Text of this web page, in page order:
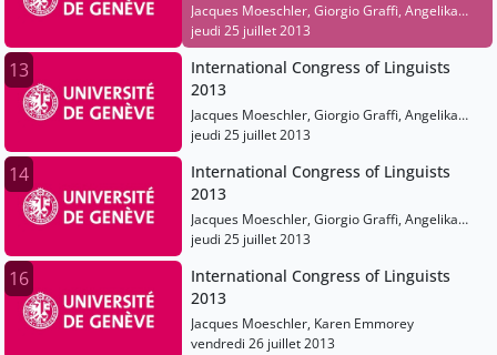
Jacques Moeschler, Giorgio Graffi, Angelika
Kratzer, Liliane Haegeman, Mark Johnson,
Tecumseh Fitch
jeudi 25 juillet 2013
13
International Congress of Linguists
2013
Jacques Moeschler, Giorgio Graffi, Angelika
Kratzer, Liliane Haegeman, Mark Johnson,
jeudi 25 juillet 2013
14
International Congress of Linguists
2013
Jacques Moeschler, Giorgio Graffi, Angelika
Kratzer, Liliane Haegeman, Mark Johnson,
Philippe Schlenker
jeudi 25 juillet 2013
16
International Congress of Linguists
2013
Jacques Moeschler, Karen Emmorey
vendredi 26 juillet 2013